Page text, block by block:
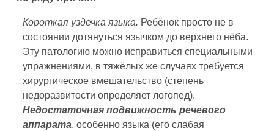
Короткая уздечка языка. Ребёнок просто не в
состоянии дотянуться язычком до верхнего нёба.
Эту патологию можно исправиться специальными
упражнениями, в тяжёлых же случаях требуется
хирургическое вмешательство (степень
недоразвитости определяет логопед).
Недостаточная подвижность речевого
аппарата, особенно языка (его слабая